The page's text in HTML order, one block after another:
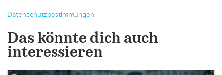
Datenschutzbestimmungen
Das könnte dich auch
interessieren